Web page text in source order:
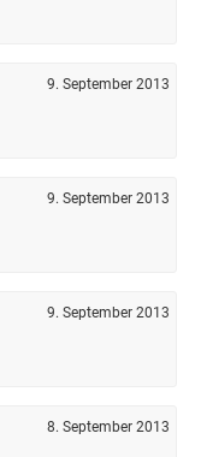
9. September 2013
9. September 2013
9. September 2013
8. September 2013